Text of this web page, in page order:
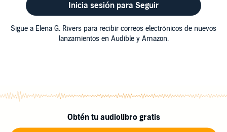
Inicia sesión para Seguir
Sigue a Elena G. Rivers para recibir correos electrónicos de nuevos
lanzamientos en Audible y Amazon.
Obtén tu audiolibro gratis